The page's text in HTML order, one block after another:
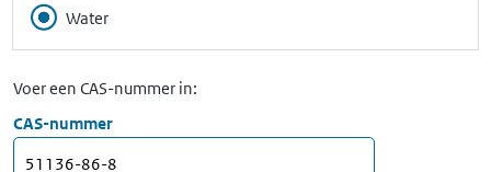
Water
Voer een CAS-nummer in:
CAS-nummer